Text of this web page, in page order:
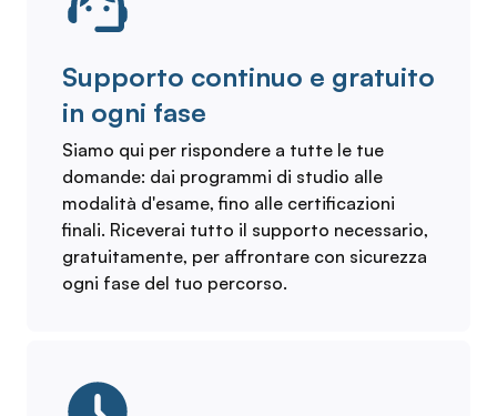
Supporto continuo e gratuito
in ogni fase
Siamo qui per rispondere a tutte le tue
domande: dai programmi di studio alle
modalità d'esame, fino alle certificazioni
finali. Riceverai tutto il supporto necessario,
gratuitamente, per affrontare con sicurezza
ogni fase del tuo percorso.